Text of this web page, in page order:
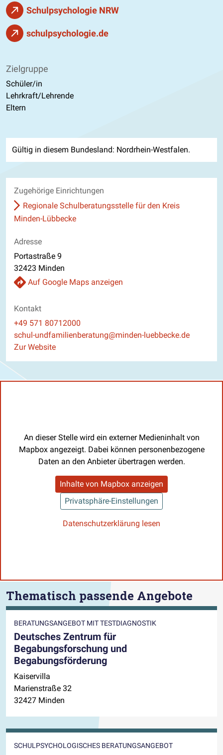
Schulpsychologie NRW
schulpsychologie.de
Zielgruppe
Schüler/in
Lehrkraft/Lehrende
Eltern
Gültig in diesem Bundesland: Nordrhein-Westfalen.
Zugehörige Einrichtungen
Regionale Schulberatungsstelle für den Kreis
Minden-Lübbecke
Adresse
Portastraße 9
32423 Minden
Auf Google Maps anzeigen
Kontakt
Telefon
+49 571 80712000
E-Mail
schul-undfamilienberatung@minden-luebbecke.de
Website
Zur Website
An dieser Stelle wird ein externer Medieninhalt von
Mapbox angezeigt. Dabei können personenbezogene
Daten an den Anbieter übertragen werden.
Inhalte von Mapbox anzeigen
Privatsphäre-Einstellungen
Datenschutzerklärung lesen
Thematisch passende Angebote
BERATUNGSANGEBOT MIT TESTDIAGNOSTIK
Deutsches Zentrum für
Begabungsforschung und
Begabungsförderung
Kaiservilla
Marienstraße 32
32427 Minden
SCHULPSYCHOLOGISCHES BERATUNGSANGEBOT